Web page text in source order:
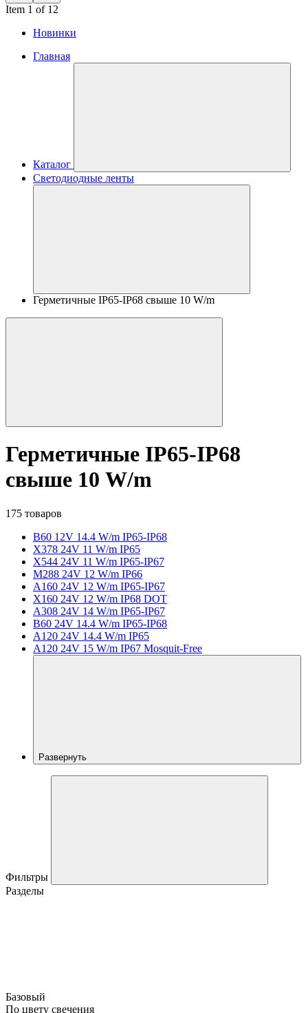
Item 1 of 12
Новинки
Главная
Каталог
Светодиодные ленты
Герметичные IP65-IP68 свыше 10 W/m
Герметичные IP65-IP68
свыше 10 W/m
175 товаров
B60 12V 14.4 W/m IP65-IP68
X378 24V 11 W/m IP65
X544 24V 11 W/m IP65-IP67
M288 24V 12 W/m IP66
A160 24V 12 W/m IP65-IP67
X160 24V 12 W/m IP68 DOT
A308 24V 14 W/m IP65-IP67
B60 24V 14.4 W/m IP65-IP68
A120 24V 14.4 W/m IP65
A120 24V 15 W/m IP67 Mosquit-Free
Развернуть
Фильтры
Разделы
Базовый
По цвету свечения